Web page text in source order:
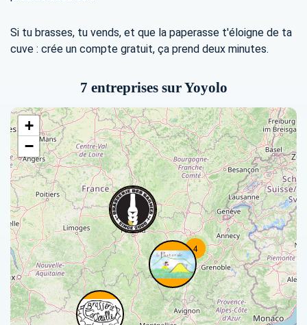
Si tu brasses, tu vends, et que la paperasse t'éloigne de ta
cuve : crée un compte gratuit, ça prend deux minutes.
7 entreprises sur Yoyolo
4
+
−